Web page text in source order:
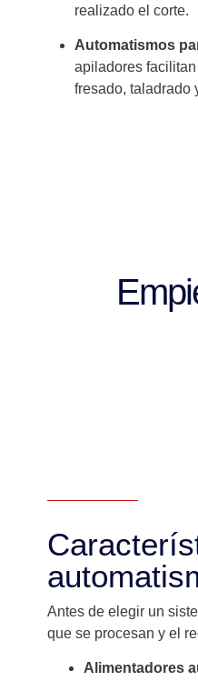
realizado el corte.
Automatismos
apiladores
fresado, taladrado
Antes de elegir un
que se procesan y el
Alimentadores